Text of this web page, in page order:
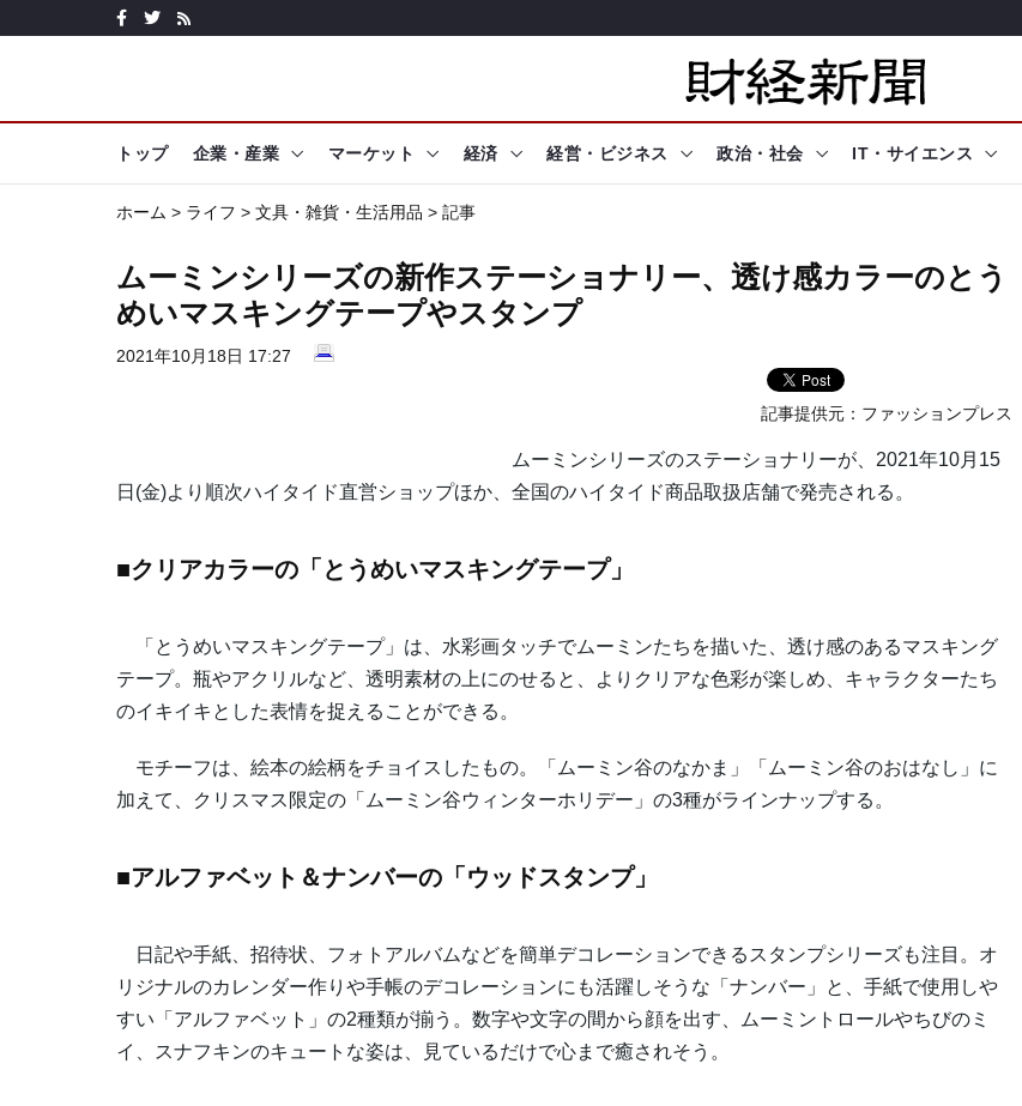
トップ 企業・産業 マーケット 経済 経営・ビジネス 政治・社会 IT・サイエンス
ホーム > ライフ > 文具・雑貨・生活用品 > 記事
ムーミンシリーズの新作ステーショナリー、透け感カラーのとう
めいマスキングテープやスタンプ
2021年10月18日 17:27
記事提供元： ファッションプレス
ムーミンシリーズのステーショナリーが、2021年10月15
日(金)より順次ハイタイド直営ショップほか、全国のハイタイド商品取扱店舗で発売される。
■クリアカラーの「とうめいマスキングテープ」
「とうめいマスキングテープ」は、水彩画タッチでムーミンたちを描いた、透け感のあるマスキング
テープ。瓶やアクリルなど、透明素材の上にのせると、よりクリアな色彩が楽しめ、キャラクターたち
のイキイキとした表情を捉えることができる。
モチーフは、絵本の絵柄をチョイスしたもの。「ムーミン谷のなかま」「ムーミン谷のおはなし」に
加えて、クリスマス限定の「ムーミン谷ウィンターホリデー」の3種がラインナップする。
■アルファベット＆ナンバーの「ウッドスタンプ」
日記や手紙、招待状、フォトアルバムなどを簡単デコレーションできるスタンプシリーズも注目。オ
リジナルのカレンダー作りや手帳のデコレーションにも活躍しそうな「ナンバー」と、手紙で使用しや
すい「アルファベット」の2種類が揃う。数字や文字の間から顔を出す、ムーミントロールやちびのミ
イ、スナフキンのキュートな姿は、見ているだけで心まで癒されそう。